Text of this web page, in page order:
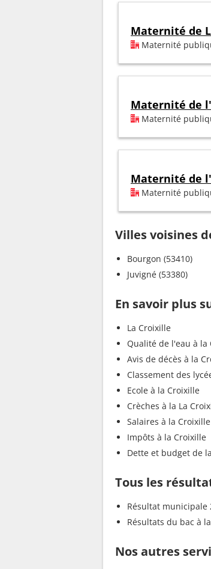
Maternité de
Maternité
Maternité de
Maternité
Maternité de
Maternité
Villes voisines
Bourgon (53410)
Juvigné (53380)
En savoir plus
La Croixille
Qualité de l'eau à la
Avis de décès à la
Classement des
Ecole à la Croixille
Crèches à la La
Salaires à la Croixille
Impôts à la Croixille
Dette et budget de
Tous les
Résultat municipale
Résultats du bac à
Nos autres